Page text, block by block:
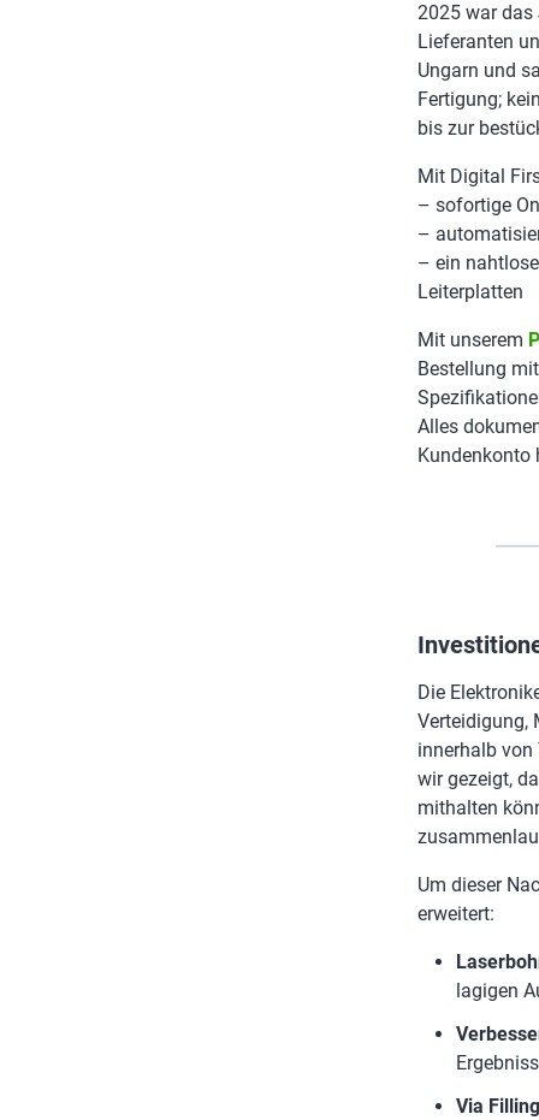
2025 war das
Lieferanten
Ungarn und
Fertigung;
bis zur
Mit Digital
– sofortige
–
– ein
Leiterplatten
Mit unserem
Bestellung
Alles
Kundenkonto
Die
Verteidigung,
innerhalb von
wir gezeigt,
mithalten
Um dieser
erweitert:
lagigen
Via